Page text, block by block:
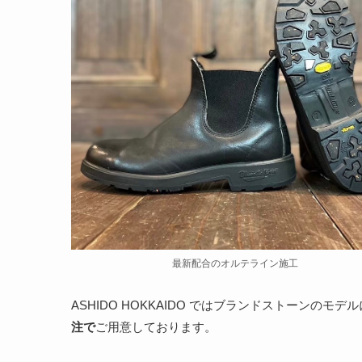
最新配合のオルテライン施工
ASHIDO HOKKAIDO ではブランドストーンのモデ
注でご用意しております。